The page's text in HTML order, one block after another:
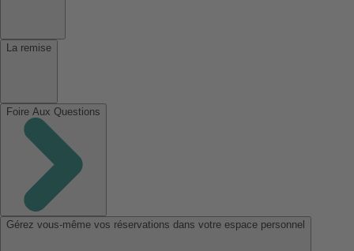
La remise
Foire Aux Questions
Gérez vous-même vos réservations dans votre espace personnel